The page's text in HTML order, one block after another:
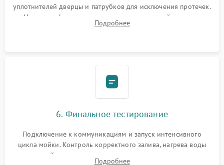
уплотнителей дверцы и патрубков для исключения протечек.
Надежная фиксация хомутов гидравлической системы,
сборка корпуса и установка датчика поплавка.
Подробнее
6. Финальное тестирование
Подключение к коммуникациям и запуск интенсивного
цикла мойки. Контроль корректного залива, нагрева воды
до нужной температуры, отсутствия посторонних шумов,
Подробнее